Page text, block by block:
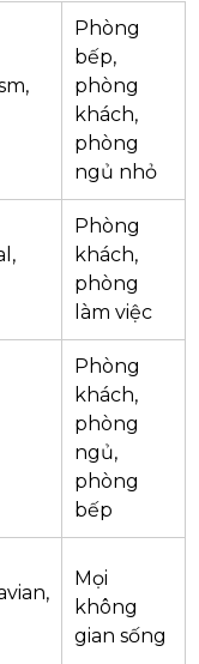
Phòng
bếp,
phòng
khách,
phòng
ngủ nhỏ
Phòng
khách,
phòng
làm việc
Phòng
khách,
phòng
ngủ,
phòng
bếp
Mọi
không
gian sống